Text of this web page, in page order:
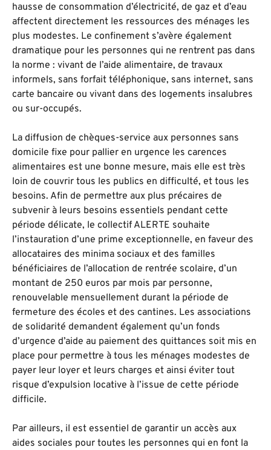
hausse de consommation d’électricité, de gaz et d’eau
affectent directement les ressources des ménages les
plus modestes. Le confinement s’avère également
dramatique pour les personnes qui ne rentrent pas dans
la norme : vivant de l’aide alimentaire, de travaux
informels, sans forfait téléphonique, sans internet, sans
carte bancaire ou vivant dans des logements insalubres
ou sur-occupés.
La diffusion de chèques-service aux personnes sans
domicile fixe pour pallier en urgence les carences
alimentaires est une bonne mesure, mais elle est très
loin de couvrir tous les publics en difficulté, et tous les
besoins. Afin de permettre aux plus précaires de
subvenir à leurs besoins essentiels pendant cette
période délicate, le collectif ALERTE souhaite
l’instauration d’une prime exceptionnelle, en faveur des
allocataires des minima sociaux et des familles
bénéficiaires de l’allocation de rentrée scolaire, d’un
montant de 250 euros par mois par personne,
renouvelable mensuellement durant la période de
fermeture des écoles et des cantines. Les associations
de solidarité demandent également qu’un fonds
d’urgence d’aide au paiement des quittances soit mis en
place pour permettre à tous les ménages modestes de
payer leur loyer et leurs charges et ainsi éviter tout
risque d’expulsion locative à l’issue de cette période
difficile.
Par ailleurs, il est essentiel de garantir un accès aux
aides sociales pour toutes les personnes qui en font la